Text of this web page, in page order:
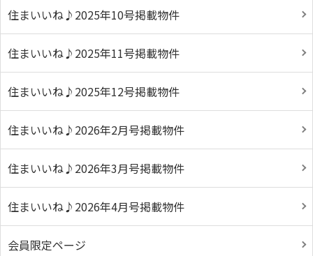
住まいいね♪2025年10号掲載物件
住まいいね♪2025年11号掲載物件
住まいいね♪2025年12号掲載物件
住まいいね♪2026年2月号掲載物件
住まいいね♪2026年3月号掲載物件
住まいいね♪2026年4月号掲載物件
会員限定ページ